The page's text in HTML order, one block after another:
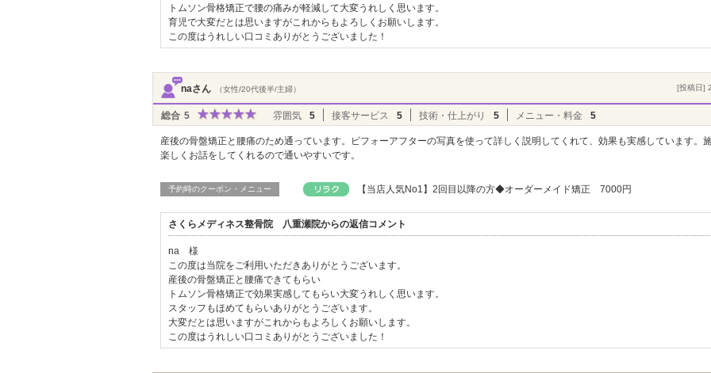
トムソン骨格矯正で腰の痛みが軽減して大変うれしく思います。
育児で大変だとは思いますがこれからもよろしくお願いします。
この度はうれしい口コミありがとうございました！
naさん （女性/20代後半/主婦） [投稿日]
総合 5 雰囲気 5 接客サービス 5 技術・仕上がり 5 メニュー・料金 5
産後の骨盤矯正と腰痛のため通っています。ビフォーアフターの写真を使って詳しく説明してくれて、効果も実感しています。施
楽しくお話をしてくれるので通いやすいです。
予約時のクーポン・メニュー 【当店人気No1】2回目以降の方◆オーダーメイド矯正 7000円
さくらメディネス整骨院 八重瀬院からの返信コメント
na 様
この度は当院をご利用いただきありがとうございます。
産後の骨盤矯正と腰痛できてもらい
トムソン骨格矯正で効果実感してもらい大変うれしく思います。
スタッフもほめてもらいありがとうございます。
大変だとは思いますがこれからもよろしくお願いします。
この度はうれしい口コミありがとうございました！